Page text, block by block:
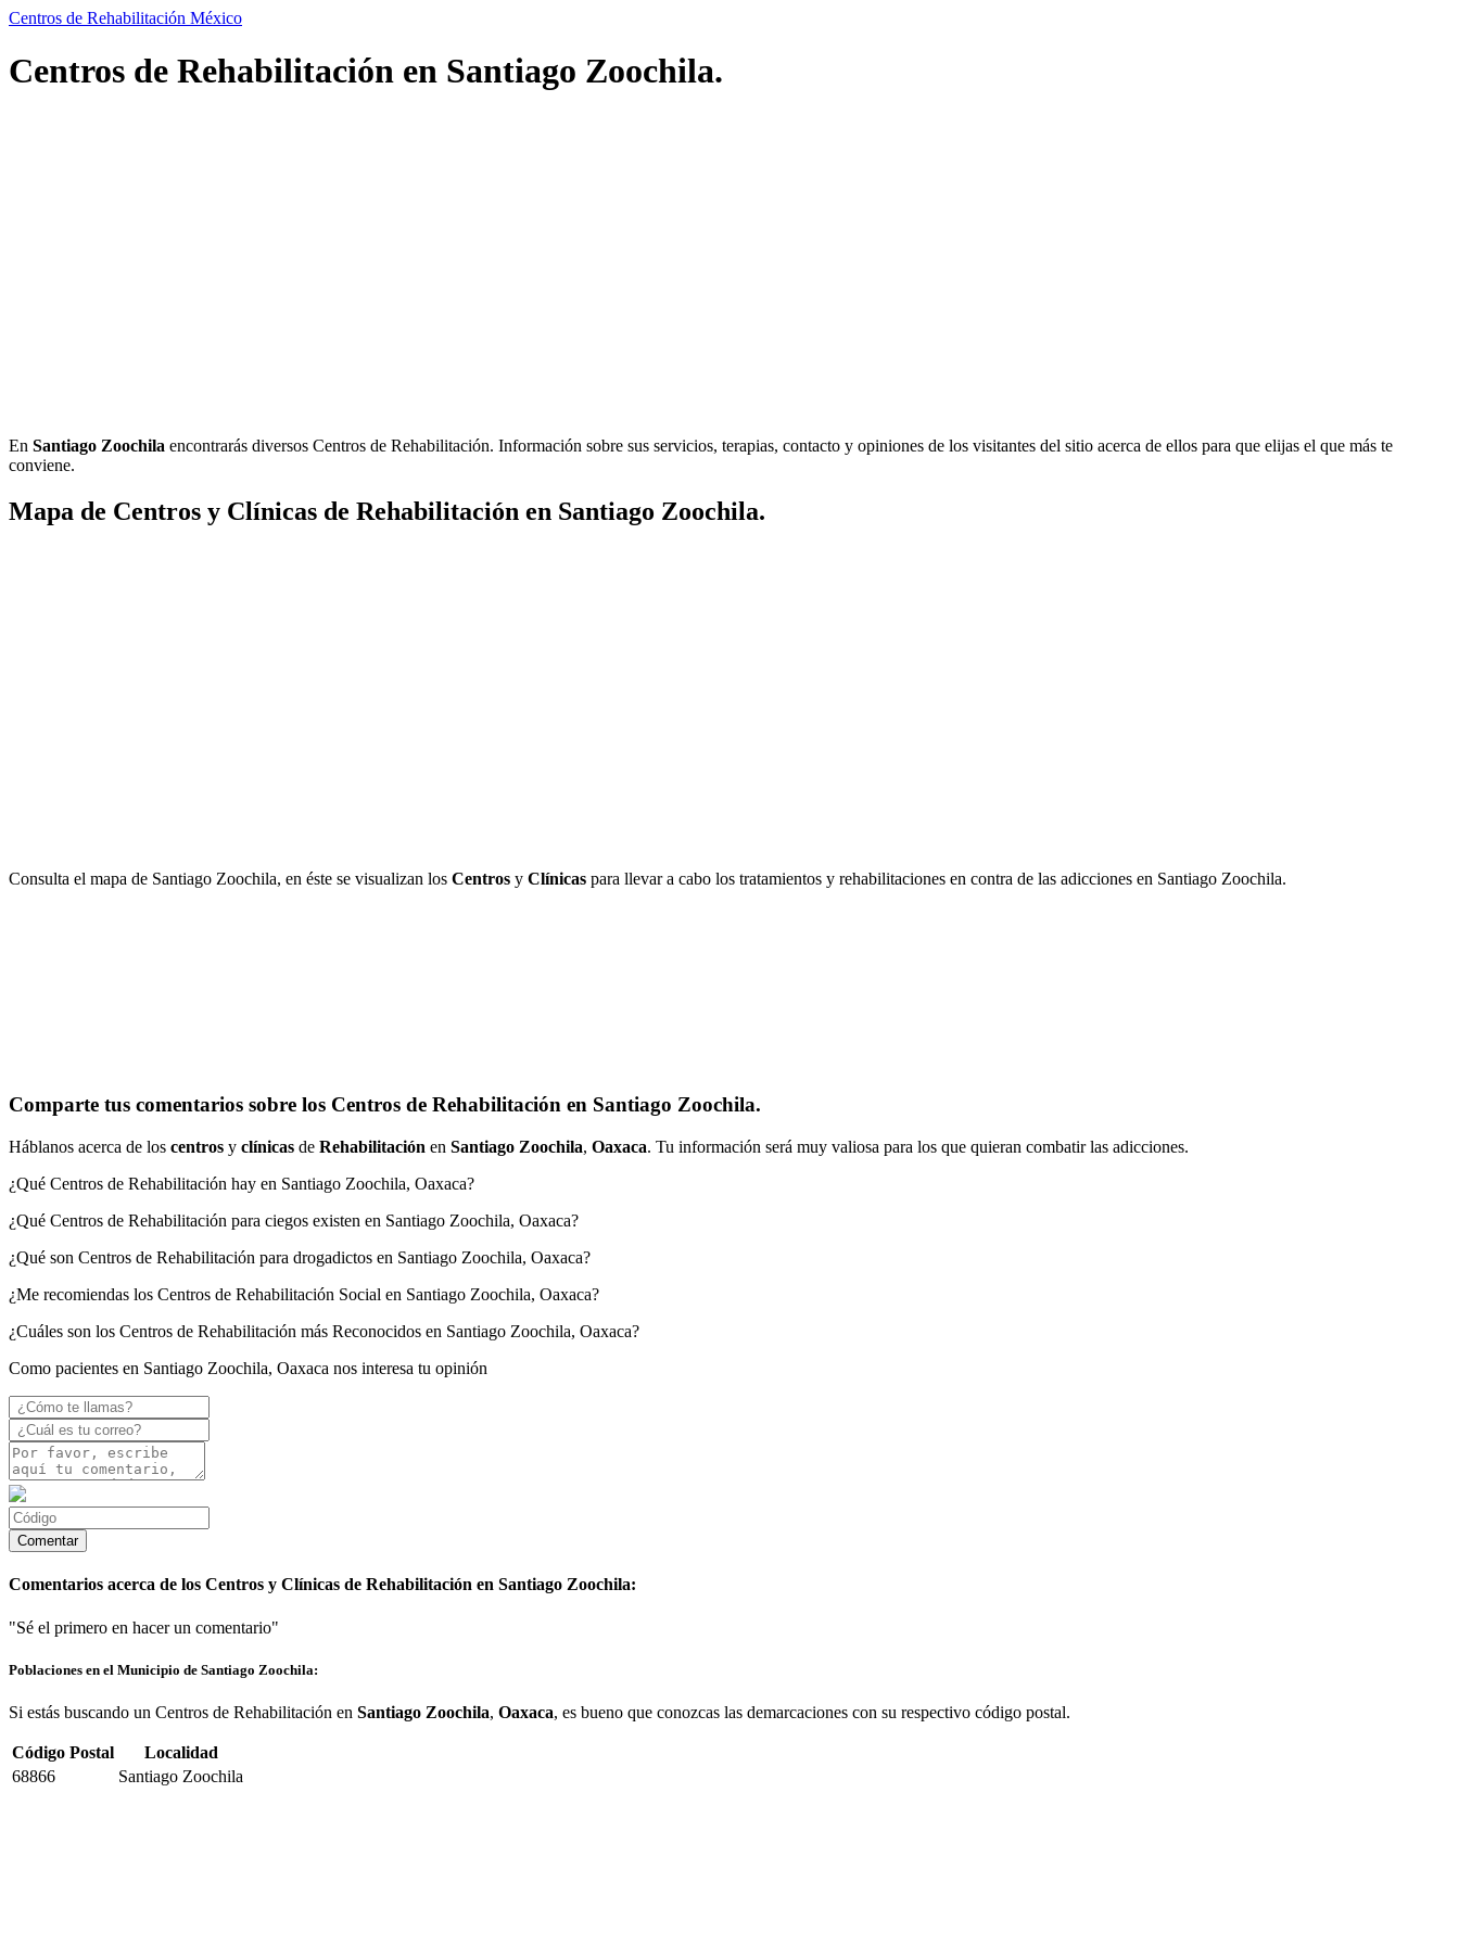
Centros de Rehabilitación México
Centros de Rehabilitación en Santiago Zoochila.
En Santiago Zoochila encontrarás diversos Centros de Rehabilitación. Información sobre sus servicios, terapias, contacto y opiniones de los visitantes del sitio acerca de ellos para que elijas el que más te
conviene.
Mapa de Centros y Clínicas de Rehabilitación en Santiago Zoochila.
Consulta el mapa de Santiago Zoochila, en éste se visualizan los Centros y Clínicas para llevar a cabo los tratamientos y rehabilitaciones en contra de las adicciones en Santiago Zoochila.
Comparte tus comentarios sobre los Centros de Rehabilitación en Santiago Zoochila.
Háblanos acerca de los centros y clínicas de Rehabilitación en Santiago Zoochila, Oaxaca. Tu información será muy valiosa para los que quieran combatir las adicciones.
¿Qué Centros de Rehabilitación hay en Santiago Zoochila, Oaxaca?
¿Qué Centros de Rehabilitación para ciegos existen en Santiago Zoochila, Oaxaca?
¿Qué son Centros de Rehabilitación para drogadictos en Santiago Zoochila, Oaxaca?
¿Me recomiendas los Centros de Rehabilitación Social en Santiago Zoochila, Oaxaca?
¿Cuáles son los Centros de Rehabilitación más Reconocidos en Santiago Zoochila, Oaxaca?
Como pacientes en Santiago Zoochila, Oaxaca nos interesa tu opinión
Comentarios acerca de los Centros y Clínicas de Rehabilitación en Santiago Zoochila:
"Sé el primero en hacer un comentario"
Poblaciones en el Municipio de Santiago Zoochila:
Si estás buscando un Centros de Rehabilitación en Santiago Zoochila, Oaxaca, es bueno que conozcas las demarcaciones con su respectivo código postal.
Código Postal
Localidad
68866
Santiago Zoochila